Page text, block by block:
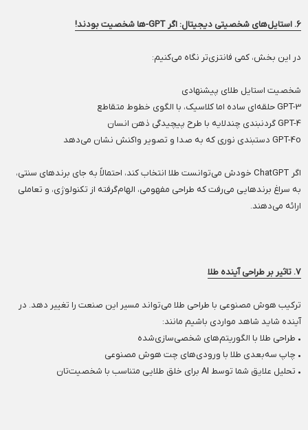
۶. استایل‌های شخصیتی دیجیتال: اگر GPT-ها شخصیت بودند!
در این بخش، کمی فانتزی‌تر نگاه می‌کنیم:
شخصیت استایل طلای پیشنهادی
GPT-3 حلقه‌ای ساده اما کلاسیک، با الگوی خطوط متقاطع
GPT-4 گردنبندی چندلایه با طرح پیچیدگی ذهن انسان
GPT-4o دستبندی نوری که به صدا و تصویر واکنش نشان می‌دهد
اگر ChatGPT خودش می‌توانست طلا انتخاب کند، احتمالاً به جای برندهای سنتی،
به سراغ برندهایی می‌رفت که طراحی مفهومی، الهام‌گرفته از تکنولوژی، و تعاملی
ارائه می‌دهند.
۷. تاثیر بر طراحی آینده طلا
ترکیب هوش مصنوعی با طراحی طلا می‌تواند مسیر این صنعت را تغییر دهد. در
آینده شاید شاهد مواردی باشیم مانند:
• طراحی طلا با الگوریتم‌های شخصی‌سازی‌شده
• چاپ سه‌بعدی طلا با ورودی‌های چت هوش مصنوعی
• تحلیل علایق شما توسط AI برای خلق طلایی متناسب با شخصیت‌تان